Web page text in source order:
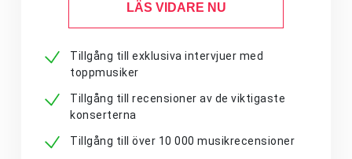
LÄS VIDARE NU
Tillgång till exklusiva intervjuer med
toppmusiker
Tillgång till recensioner av de viktigaste
konserterna
Tillgång till över 10 000 musikrecensioner